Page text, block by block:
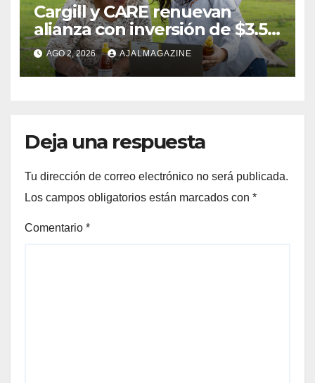
Cargill y CARE renuevan
alianza con inversión de $3.5
millones para el desarrollo de
mujeres rurales en
Centroamérica
AGO 2, 2026 AJALMAGAZINE
Deja una respuesta
Tu dirección de correo electrónico no será publicada.
Los campos obligatorios están marcados con *
Comentario *